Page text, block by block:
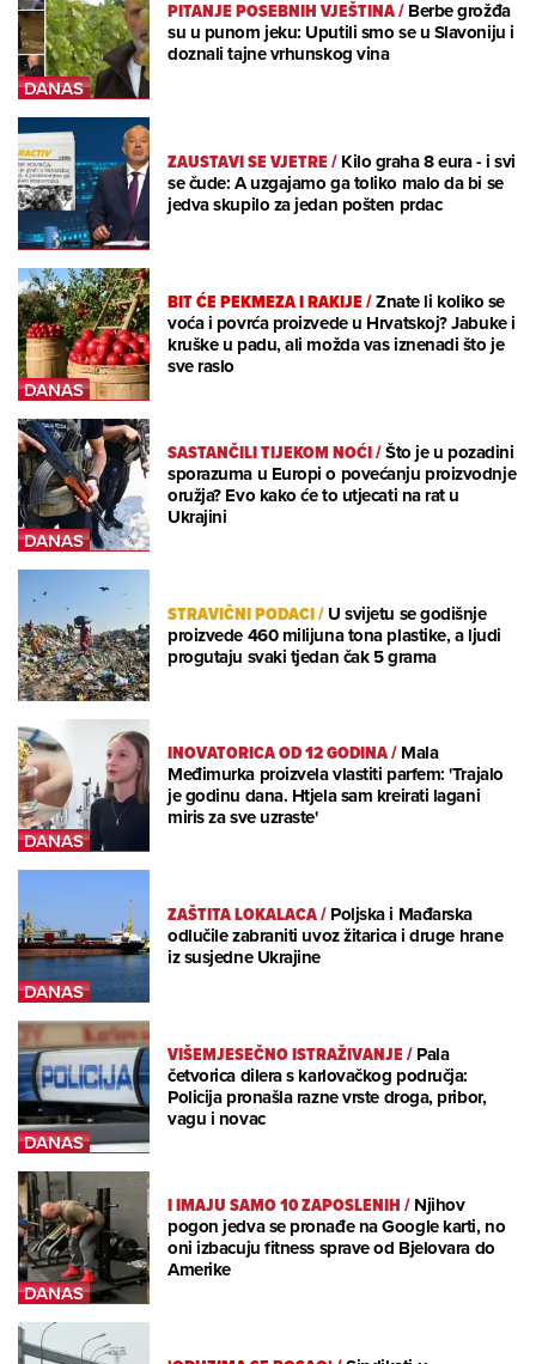
PITANJE POSEBNIH VJEŠTINA/Berbe grožđa
su u punom jeku: Uputili smo se u Slavoniju i
doznali tajne vrhunskog vina
ZAUSTAVI SE VJETRE/Kilo graha 8 eura - i svi
se čude: A uzgajamo ga toliko malo da bi se
jedva skupilo za jedan pošten prdac
BIT ĆE PEKMEZA I RAKIJE/Znate li koliko se
voća i povrća proizvede u Hrvatskoj? Jabuke i
kruške u padu, ali možda vas iznenadi što je
sve raslo
SASTANČILI TIJEKOM NOĆI/Što je u pozadini
sporazuma u Europi o povećanju proizvodnje
oružja? Evo kako će to utjecati na rat u
Ukrajini
STRAVIČNI PODACI/U svijetu se godišnje
proizvede 460 milijuna tona plastike, a ljudi
progutaju svaki tjedan čak 5 grama
INOVATORICA OD 12 GODINA/Mala
Međimurka proizvela vlastiti parfem: 'Trajalo
je godinu dana. Htjela sam kreirati lagani
miris za sve uzraste'
ZAŠTITA LOKALACA/Poljska i Mađarska
odlučile zabraniti uvoz žitarica i druge hrane
iz susjedne Ukrajine
VIŠEMJESEČNO ISTRAŽIVANJE/Pala
četvorica dilera s karlovačkog područja:
Policija pronašla razne vrste droga, pribor,
vagu i novac
I IMAJU SAMO 10 ZAPOSLENIH/Njihov
pogon jedva se pronađe na Google karti, no
oni izbacuju fitness sprave od Bjelovara do
Amerike